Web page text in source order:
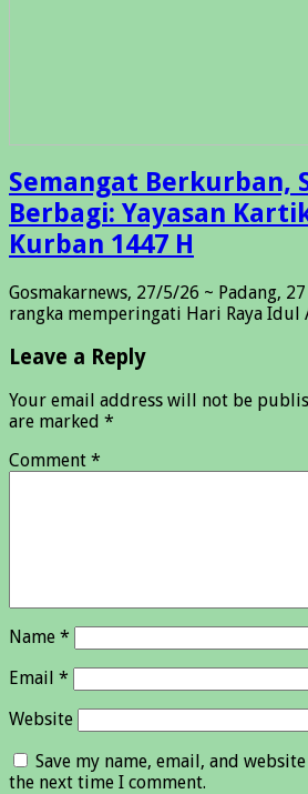
Semangat Berkurban,
Berbagi: Yayasan
Kurban 1447 H
Gosmakarnews, 27/5/26 ~ Padang,
rangka memperingati Hari Raya
Leave a Reply
Your email address will not be
are marked *
Comment *
Name *
Email *
Website
Save my name, email, and
the next time I comment.